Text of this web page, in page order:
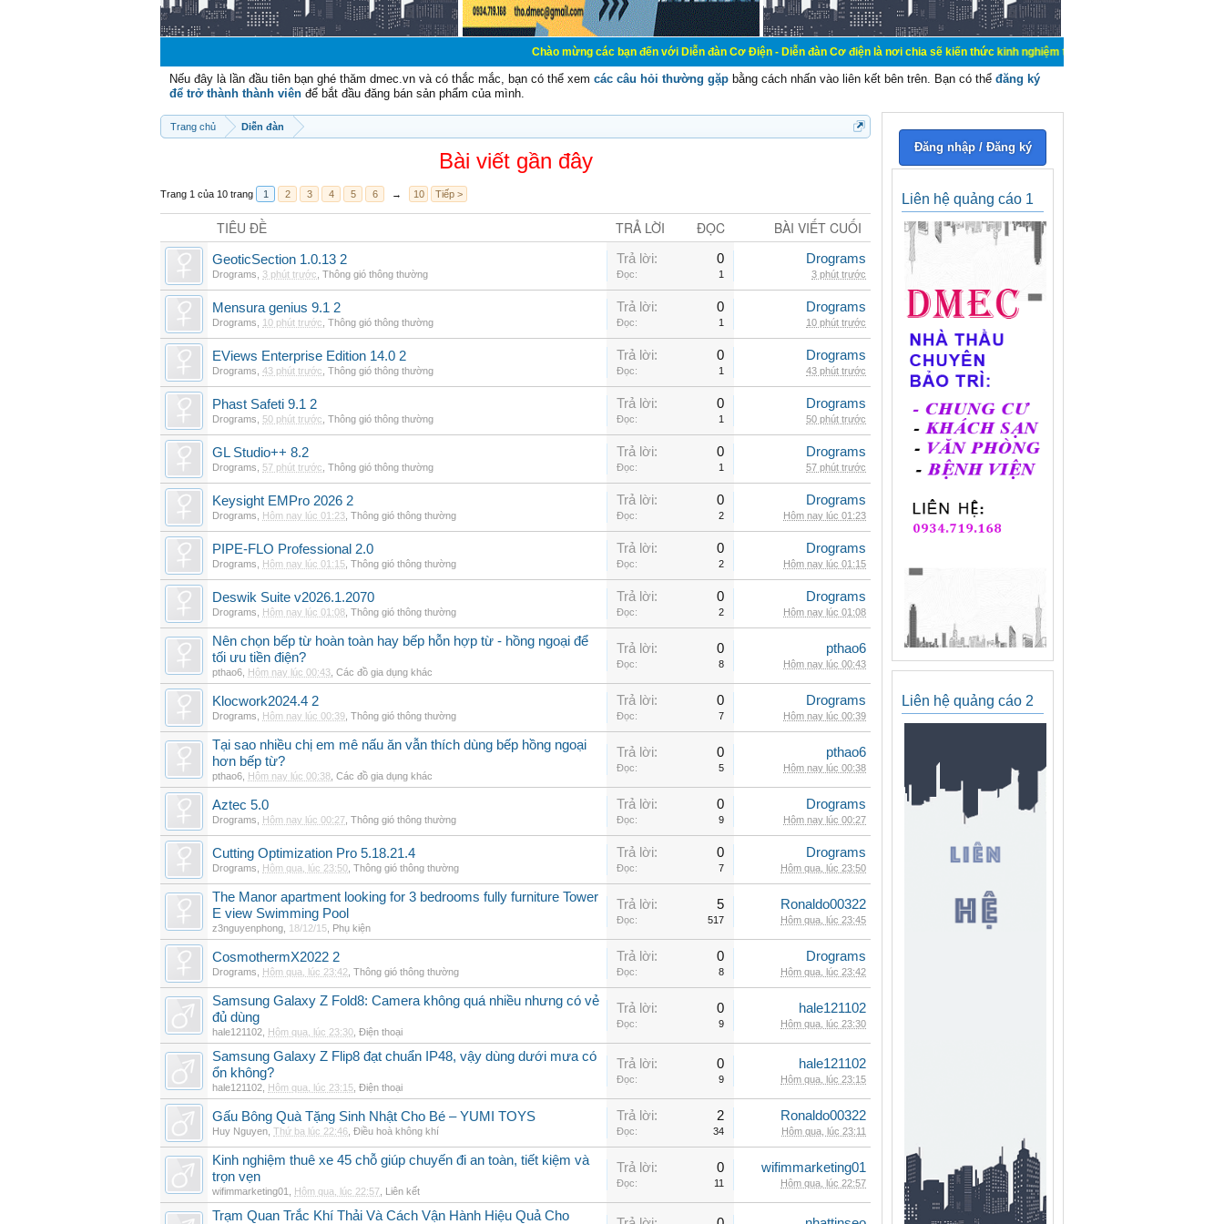
Chào mừng các bạn đến với Diễn đàn Cơ Điện - Diễn đàn Cơ điện là nơi chia sẽ kiến thức kinh nghiệm trong lãnh vực cơ điện, mua bán, ký
Nếu đây là lần đầu tiên bạn ghé thăm dmec.vn và có thắc mắc, bạn có thể xem các câu hỏi thường gặp bằng cách nhấn vào liên kết bên trên. Bạn có thể đăng ký
để trở thành thành viên để bắt đầu đăng bán sản phẩm của mình.
Trang chủ Diễn đàn
Bài viết gần đây
Trang 1 của 10 trang 1 2 3 4 5 6 → 10 Tiếp >
TIÊU ĐỀ TRẢ LỜI ĐỌC BÀI VIẾT CUỐI
GeoticSection 1.0.13 2
Drograms 3 phút trước Thông gió thông thường
Trả lời: 0
Đọc: 1
Drograms
3 phút trước
Mensura genius 9.1 2
Drograms 10 phút trước Thông gió thông thường
Trả lời: 0
Đọc: 1
Drograms
10 phút trước
EViews Enterprise Edition 14.0 2
Drograms 43 phút trước Thông gió thông thường
Trả lời: 0
Đọc: 1
Drograms
43 phút trước
Phast Safeti 9.1 2
Drograms 50 phút trước Thông gió thông thường
Trả lời: 0
Đọc: 1
Drograms
50 phút trước
GL Studio++ 8.2
Drograms 57 phút trước Thông gió thông thường
Trả lời: 0
Đọc: 1
Drograms
57 phút trước
Keysight EMPro 2026 2
Drograms Hôm nay lúc 01:23 Thông gió thông thường
Trả lời: 0
Đọc: 2
Drograms
Hôm nay lúc 01:23
PIPE-FLO Professional 2.0
Drograms Hôm nay lúc 01:15 Thông gió thông thường
Trả lời: 0
Đọc: 2
Drograms
Hôm nay lúc 01:15
Deswik Suite v2026.1.2070
Drograms Hôm nay lúc 01:08 Thông gió thông thường
Trả lời: 0
Đọc: 2
Drograms
Hôm nay lúc 01:08
Nên chọn bếp từ hoàn toàn hay bếp hỗn hợp từ - hồng ngoại để
tối ưu tiền điện?
pthao6 Hôm nay lúc 00:43 Các đồ gia dụng khác
Trả lời: 0
Đọc: 8
pthao6
Hôm nay lúc 00:43
Klocwork2024.4 2
Drograms Hôm nay lúc 00:39 Thông gió thông thường
Trả lời: 0
Đọc: 7
Drograms
Hôm nay lúc 00:39
Tại sao nhiều chị em mê nấu ăn vẫn thích dùng bếp hồng ngoại
hơn bếp từ?
pthao6 Hôm nay lúc 00:38 Các đồ gia dụng khác
Trả lời: 0
Đọc: 5
pthao6
Hôm nay lúc 00:38
Aztec 5.0
Drograms Hôm nay lúc 00:27 Thông gió thông thường
Trả lời: 0
Đọc: 9
Drograms
Hôm nay lúc 00:27
Cutting Optimization Pro 5.18.21.4
Drograms Hôm qua, lúc 23:50 Thông gió thông thường
Trả lời: 0
Đọc: 7
Drograms
Hôm qua, lúc 23:50
The Manor apartment looking for 3 bedrooms fully furniture Tower
E view Swimming Pool
z3nguyenphong 18/12/15 Phụ kiện
Trả lời: 5
Đọc: 517
Ronaldo00322
Hôm qua, lúc 23:45
CosmothermX2022 2
Drograms Hôm qua, lúc 23:42 Thông gió thông thường
Trả lời: 0
Đọc: 8
Drograms
Hôm qua, lúc 23:42
Samsung Galaxy Z Fold8: Camera không quá nhiều nhưng có vẻ
đủ dùng
hale121102 Hôm qua, lúc 23:30 Điện thoại
Trả lời: 0
Đọc: 9
hale121102
Hôm qua, lúc 23:30
Samsung Galaxy Z Flip8 đạt chuẩn IP48, vậy dùng dưới mưa có
ổn không?
hale121102 Hôm qua, lúc 23:15 Điện thoại
Trả lời: 0
Đọc: 9
hale121102
Hôm qua, lúc 23:15
Gấu Bông Quà Tặng Sinh Nhật Cho Bé – YUMI TOYS
Huy Nguyen Thứ ba lúc 22:46 Điều hoà không khí
Trả lời: 2
Đọc: 34
Ronaldo00322
Hôm qua, lúc 23:11
Kinh nghiệm thuê xe 45 chỗ giúp chuyến đi an toàn, tiết kiệm và
trọn vẹn
wifimmarketing01 Hôm qua, lúc 22:57 Liên kết
Trả lời: 0
Đọc: 11
wifimmarketing01
Hôm qua, lúc 22:57
Trạm Quan Trắc Khí Thải Và Cách Vận Hành Hiệu Quả Cho
Đăng nhập / Đăng ký
Liên hệ quảng cáo 1
Liên hệ quảng cáo 2